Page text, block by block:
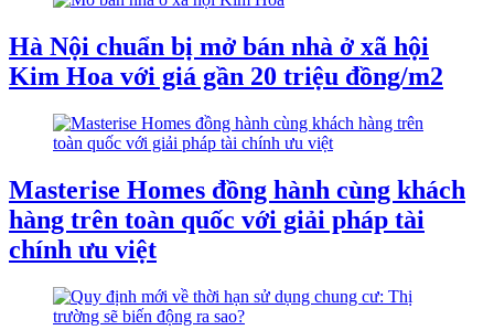
Hà Nội chuẩn bị mở bán nhà ở xã hội
Kim Hoa với giá gần 20 triệu đồng/m2
Masterise Homes đồng hành cùng khách
hàng trên toàn quốc với giải pháp tài
chính ưu việt